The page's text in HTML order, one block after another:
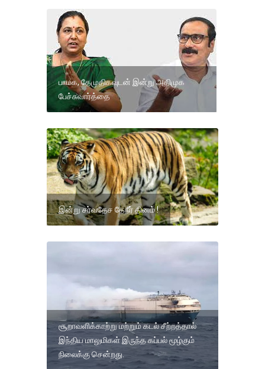
பாமக, தேமுதிகவுடன் இன்று அதிமுக
பேச்சுவார்த்தை
இன்று சர்வதேச தேநீர் தினம் !
சூறாவளிக்காற்று மற்றும் கடல் சீற்றத்தால்
இந்திய மாலுமிகள் இருந்த கப்பல் மூழ்கும்
நிலைக்கு சென்றது.